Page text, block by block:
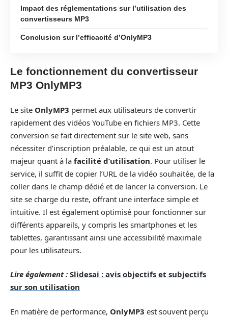
Impact des réglementations sur l’utilisation des
convertisseurs MP3
Conclusion sur l’efficacité d’OnlyMP3
Le fonctionnement du convertisseur
MP3 OnlyMP3
Le site OnlyMP3 permet aux utilisateurs de convertir
rapidement des vidéos YouTube en fichiers MP3. Cette
conversion se fait directement sur le site web, sans
nécessiter d’inscription préalable, ce qui est un atout
majeur quant à la facilité d’utilisation. Pour utiliser le
service, il suffit de copier l’URL de la vidéo souhaitée, de la
coller dans le champ dédié et de lancer la conversion. Le
site se charge du reste, offrant une interface simple et
intuitive. Il est également optimisé pour fonctionner sur
différents appareils, y compris les smartphones et les
tablettes, garantissant ainsi une accessibilité maximale
pour les utilisateurs.
Lire également : Slidesai : avis objectifs et subjectifs
sur son utilisation
En matière de performance, OnlyMP3 est souvent perçu